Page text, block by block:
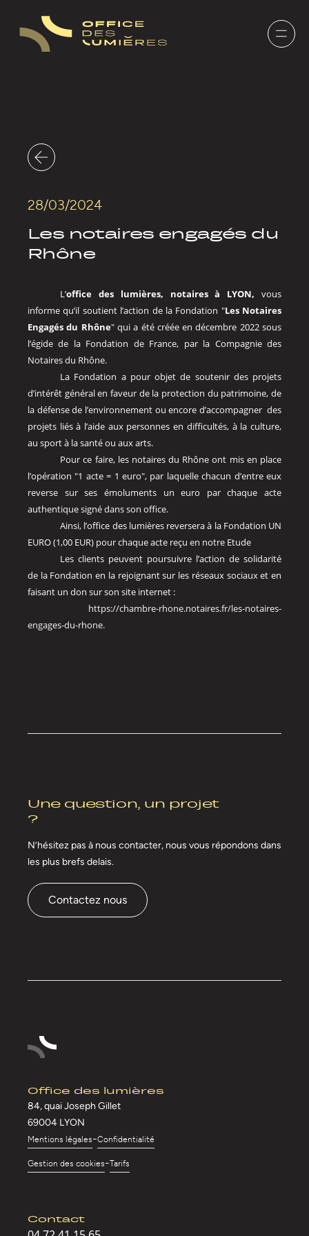
28/03/2024
Les notaires engagés du
Rhône
L’office des lumières, notaires à LYON, vous
informe qu’il soutient l’action de la Fondation "Les Notaires
Engagés du Rhône" qui a été créée en décembre 2022 sous
l’égide de la Fondation de France, par la Compagnie des
Notaires du Rhône.
La Fondation a pour objet de soutenir des projets
d’intérêt général en faveur de la protection du patrimoine, de
la défense de l’environnement ou encore d’accompagner des
projets liés à l’aide aux personnes en difficultés, à la culture,
au sport à la santé ou aux arts.
Pour ce faire, les notaires du Rhône ont mis en place
l’opération "1 acte = 1 euro", par laquelle chacun d’entre eux
reverse sur ses émoluments un euro par chaque acte
authentique signé dans son office.
Ainsi, l’office des lumières reversera à la Fondation UN
EURO (1,00 EUR) pour chaque acte reçu en notre Etude
Les clients peuvent poursuivre l’action de solidarité
de la Fondation en la rejoignant sur les réseaux sociaux et en
faisant un don sur son site internet :
https://chambre-rhone.notaires.fr/les-notaires-
engages-du-rhone.
Une question, un projet
?
N’hésitez pas à nous contacter, nous vous répondons dans
les plus brefs delais.
Contactez nous
Office des lumières
84, quai Joseph Gillet
69004 LYON
Mentions légales-Confidentialité
Gestion des cookies-Tarifs
Contact